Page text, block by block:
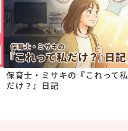
保育士・ミサキの『これって私
だけ？』日記